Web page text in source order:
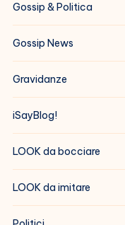
Gossip & Politica
Gossip News
Gravidanze
iSayBlog!
LOOK da bocciare
LOOK da imitare